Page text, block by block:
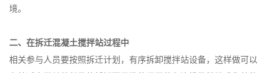
境。
二、在拆迁混凝土搅拌站过程中
相关参与人员要按照拆迁计划，有序拆卸搅拌站设备，这样做可以